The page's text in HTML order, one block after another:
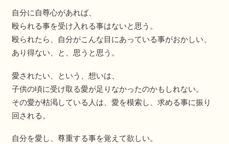
自分に自尊心があれば、
殴られる事を受け入れる事はないと思う。
殴られたら、自分がこんな目にあっている事がおかしい、
あり得ない、と、思うと思う。
愛されたい、という、想いは、
子供の頃に受け取る愛が足りなかったのかもしれない。
その愛が枯渇している人は、愛を模索し、求める事に振り
回される。
自分を愛し、尊重する事を覚えて欲しい。